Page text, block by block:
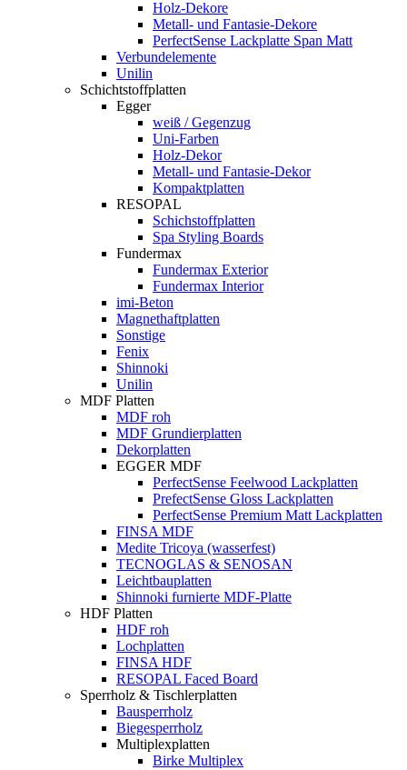
Holz-Dekore
Metall- und Fantasie-Dekore
PerfectSense Lackplatte Span Matt
Verbundelemente
Unilin
Schichtstoffplatten
Egger
weiß / Gegenzug
Uni-Farben
Holz-Dekor
Metall- und Fantasie-Dekor
Kompaktplatten
RESOPAL
Schichstoffplatten
Spa Styling Boards
Fundermax
Fundermax Exterior
Fundermax Interior
imi-Beton
Magnethaftplatten
Sonstige
Fenix
Shinnoki
Unilin
MDF Platten
MDF roh
MDF Grundierplatten
Dekorplatten
EGGER MDF
PerfectSense Feelwood Lackplatten
PrefectSense Gloss Lackplatten
PerfectSense Premium Matt Lackplatten
FINSA MDF
Medite Tricoya (wasserfest)
TECNOGLAS & SENOSAN
Leichtbauplatten
Shinnoki furnierte MDF-Platte
HDF Platten
HDF roh
Lochplatten
FINSA HDF
RESOPAL Faced Board
Sperrholz & Tischlerplatten
Bausperrholz
Biegesperrholz
Multiplexplatten
Birke Multiplex